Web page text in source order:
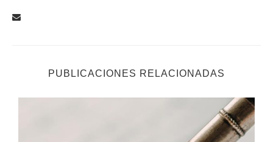
PUBLICACIONES RELACIONADAS